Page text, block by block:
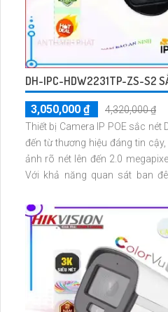
DH-IPC-HDW2231TP-ZS-S2
3,050,000 ₫
4,320,000 ₫
Thiết bị Camera IP POE sắc nét
đến từ thương hiệu đáng tin
ảnh rõ nét lên đến 2.0
Với khả năng quan sát ban